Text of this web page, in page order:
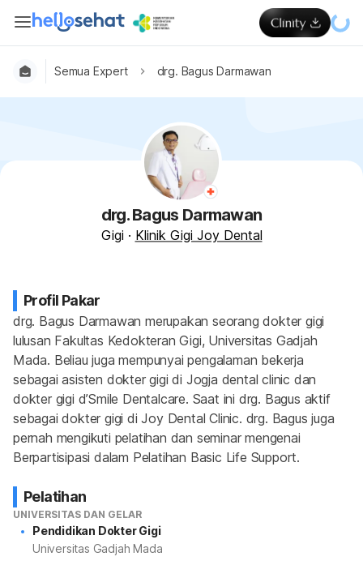
Semua Expert drg. Bagus Darmawan
drg. Bagus Darmawan
Gigi · Klinik Gigi Joy Dental
Profil Pakar
drg. Bagus Darmawan merupakan seorang dokter gigi
lulusan Fakultas Kedokteran Gigi, Universitas Gadjah
Mada. Beliau juga mempunyai pengalaman bekerja
sebagai asisten dokter gigi di Jogja dental clinic dan
dokter gigi d’Smile Dentalcare. Saat ini drg. Bagus aktif
sebagai dokter gigi di Joy Dental Clinic. drg. Bagus juga
pernah mengikuti pelatihan dan seminar mengenai
Berpartisipasi dalam Pelatihan Basic Life Support.
Pelatihan
UNIVERSITAS DAN GELAR
Pendidikan Dokter Gigi
Universitas Gadjah Mada